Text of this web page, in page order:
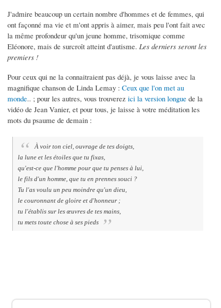
J'admire beaucoup un certain nombre d'hommes et de femmes, qui
ont façonné ma vie et m'ont appris à aimer, mais peu l'ont fait avec
la même profondeur qu'un jeune homme, trisomique comme
Eléonore, mais de surcroît atteint d'autisme. Les derniers seront les
premiers !
Pour ceux qui ne la connaitraient pas déjà, je vous laisse avec la
magnifique chanson de Linda Lemay : Ceux que l'on met au
monde.. ; pour les autres, vous trouverez ici la version longue de la
vidéo de Jean Vanier, et pour tous, je laisse à votre méditation les
mots du psaume de demain :
À voir ton ciel, ouvrage de tes doigts,
la lune et les étoiles que tu fixas,
qu'est-ce que l'homme pour que tu penses à lui,
le fils d'un homme, que tu en prennes souci ?
Tu l'as voulu un peu moindre qu'un dieu,
le couronnant de gloire et d'honneur ;
tu l'établis sur les œuvres de tes mains,
tu mets toute chose à ses pieds